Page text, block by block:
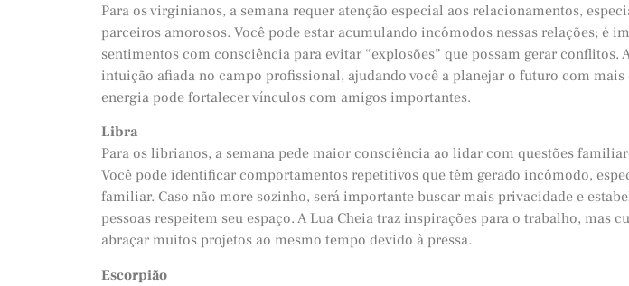
Para os virginianos, a semana requer atenção especial aos relacionamentos,
parceiros amorosos. Você pode estar acumulando incômodos nessas relações; é
sentimentos com consciência para evitar “explosões” que possam gerar conflitos.
intuição afiada no campo profissional, ajudando você a planejar o futuro com mais
energia pode fortalecer vínculos com amigos importantes.
Libra
Para os librianos, a semana pede maior consciência ao lidar com questões
Você pode identificar comportamentos repetitivos que têm gerado incômodo,
familiar. Caso não more sozinho, será importante buscar mais privacidade e
pessoas respeitem seu espaço. A Lua Cheia traz inspirações para o trabalho, mas
abraçar muitos projetos ao mesmo tempo devido à pressa.
Escorpião